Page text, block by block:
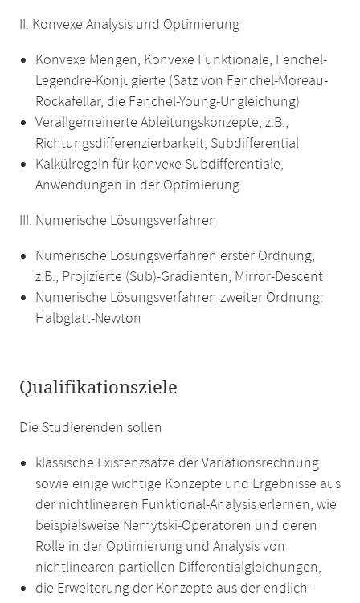
II. Konvexe Analysis und Optimierung
Konvexe Mengen, Konvexe Funktionale, Fenchel-
Legendre-Konjugierte (Satz von Fenchel-Moreau-
Rockafellar, die Fenchel-Young-Ungleichung)
Verallgemeinerte Ableitungskonzepte, z.B.,
Richtungsdifferenzierbarkeit, Subdifferential
Kalkülregeln für konvexe Subdifferentiale,
Anwendungen in der Optimierung
III. Numerische Lösungsverfahren
Numerische Lösungsverfahren erster Ordnung,
z.B., Projizierte (Sub)-Gradienten, Mirror-Descent
Numerische Lösungsverfahren zweiter Ordnung:
Halbglatt-Newton
Qualifikationsziele
Die Studierenden sollen
klassische Existenzsätze der Variationsrechnung
sowie einige wichtige Konzepte und Ergebnisse aus
der nichtlinearen Funktional-Analysis erlernen, wie
beispielsweise Nemytski-Operatoren und deren
Rolle in der Optimierung und Analysis von
nichtlinearen partiellen Differentialgleichungen,
die Erweiterung der Konzepte aus der endlich-